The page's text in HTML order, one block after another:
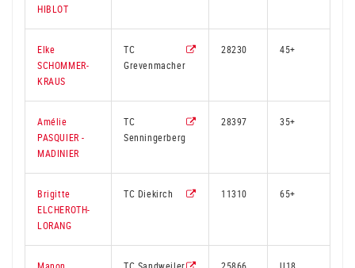
HIBLOT
Elke
SCHOMMER-
KRAUS
TC
Grevenmacher
28230 45+
Amélie
PASQUIER -
MADINIER
TC
Senningerberg
28397 35+
Brigitte
ELCHEROTH-
LORANG
TC Diekirch 11310 65+